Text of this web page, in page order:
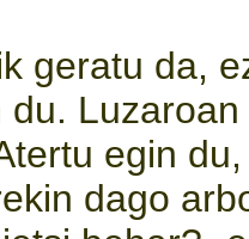
geratu da,
egin
dago